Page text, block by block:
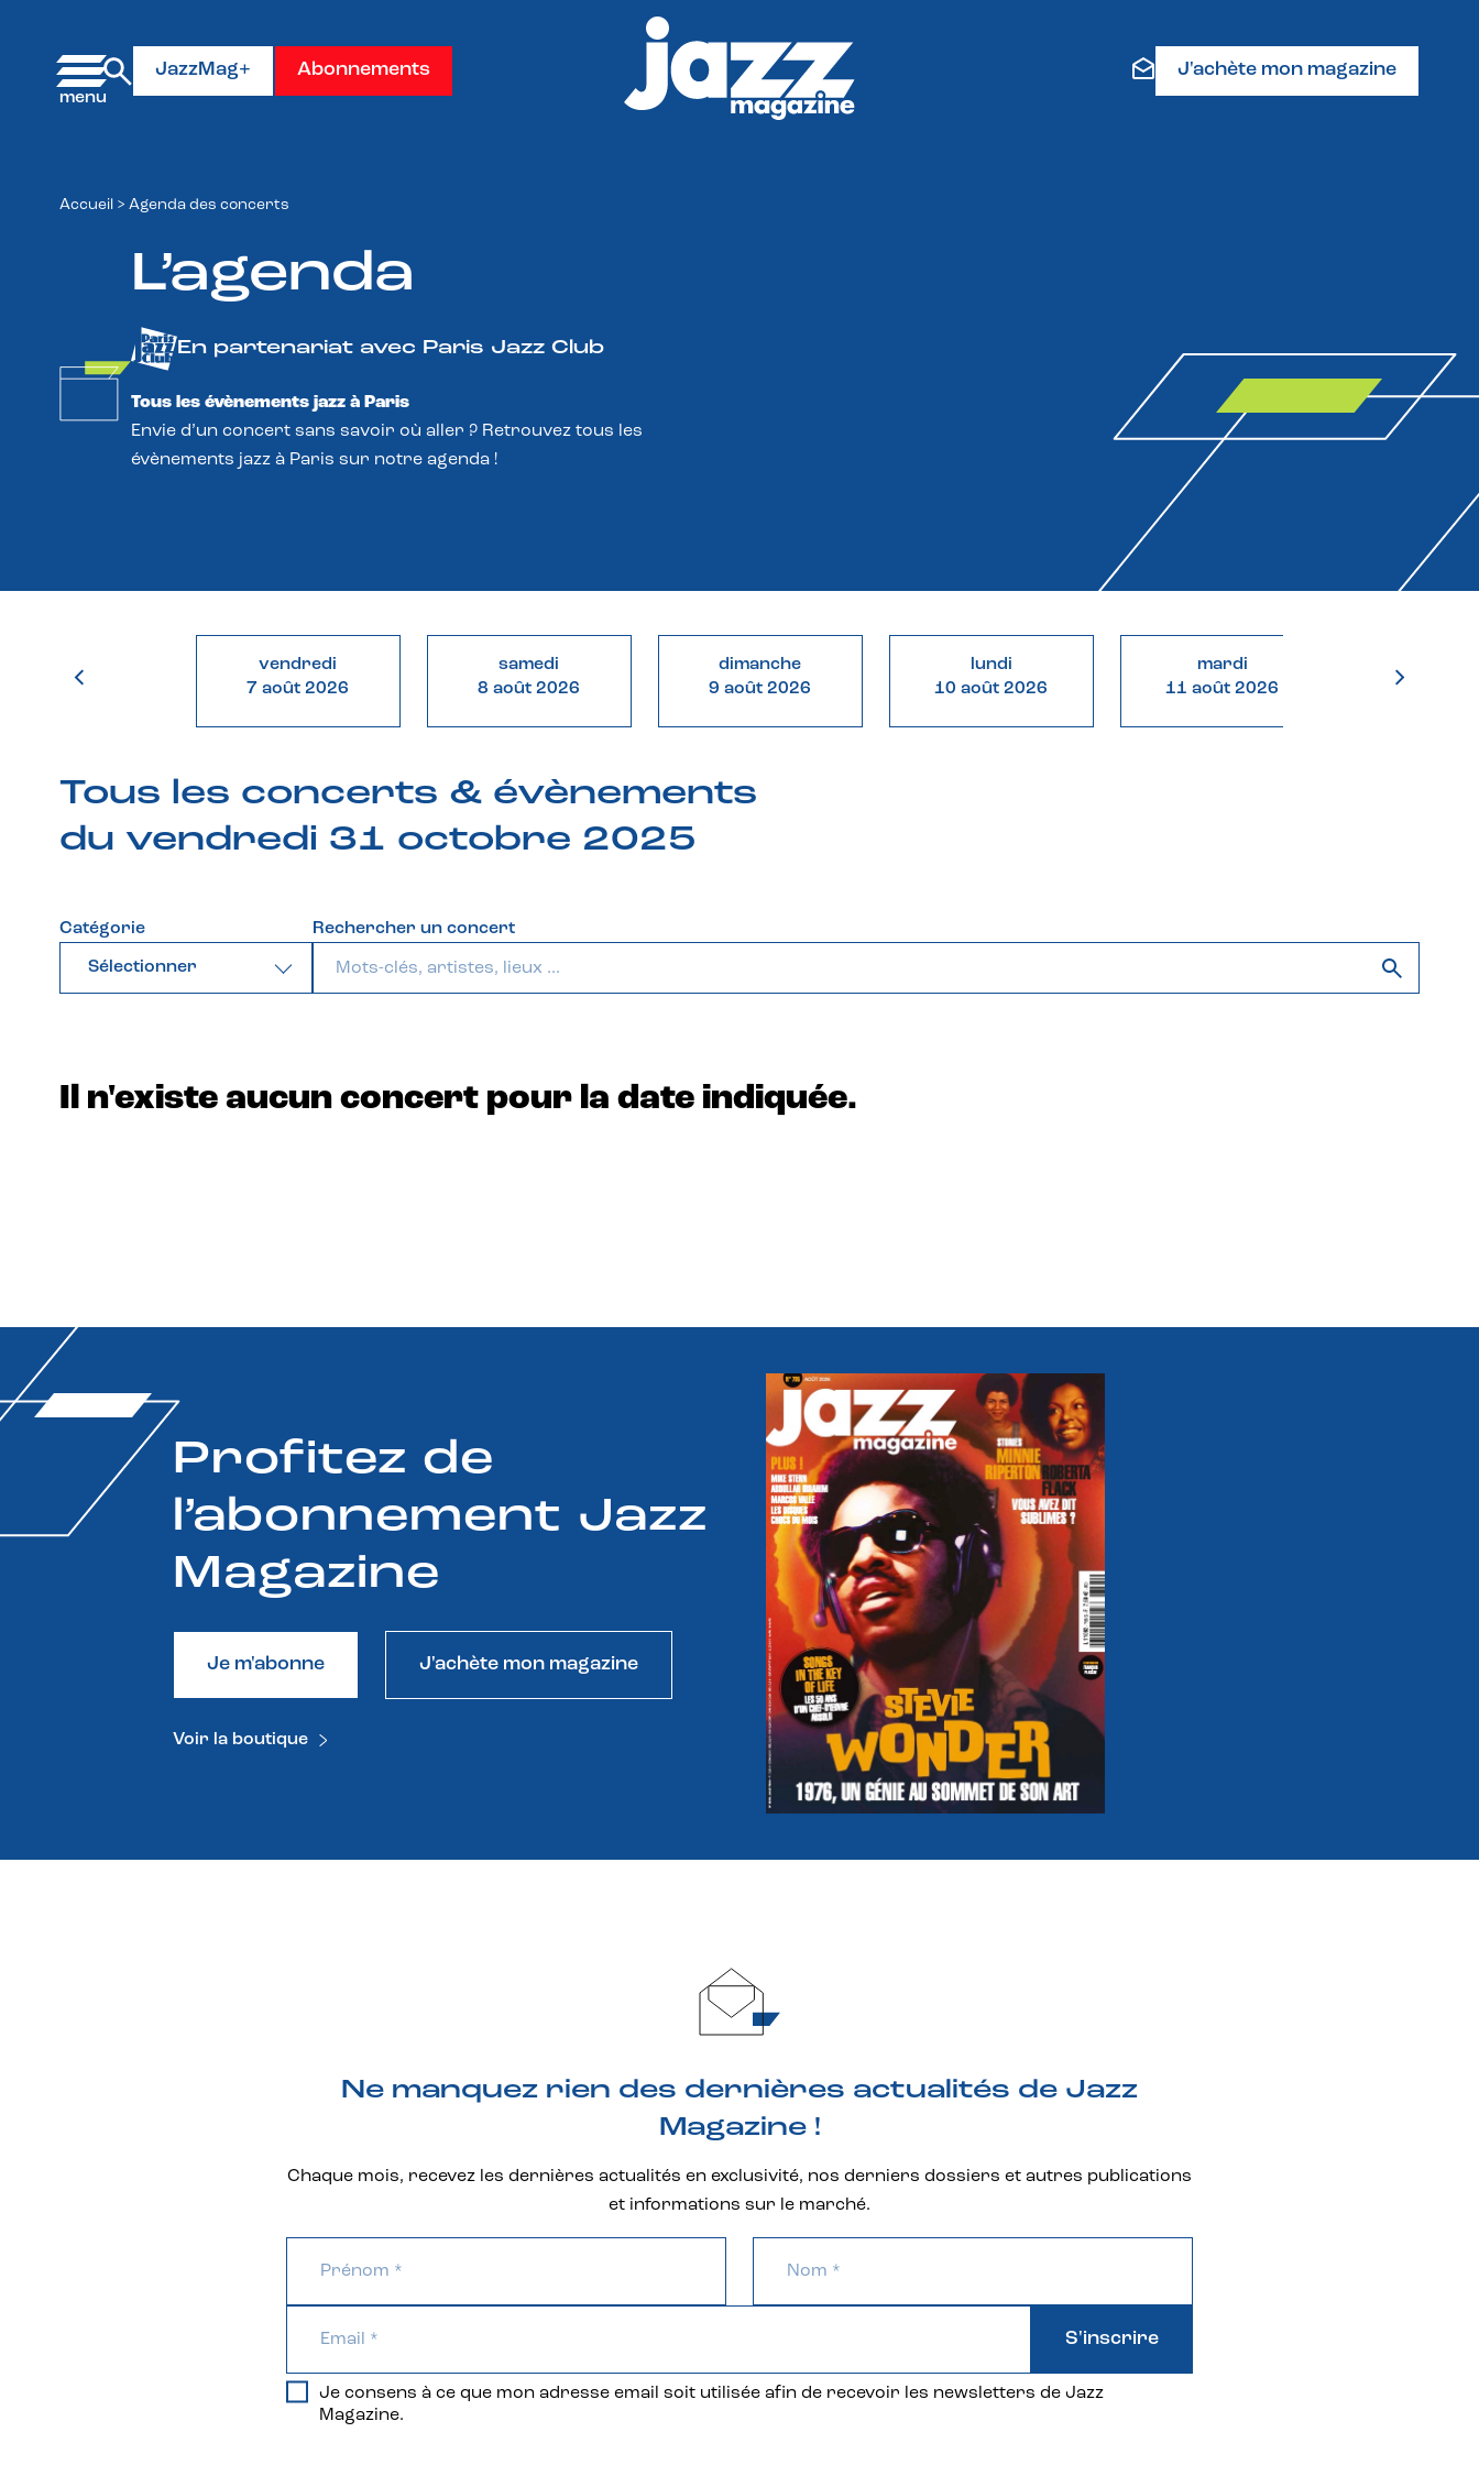
JazzMag+ Abonnements J'achète mon magazine
Accueil > Agenda des concerts
L’agenda
En partenariat avec Paris Jazz Club
Tous les évènements jazz à Paris
Envie d’un concert sans savoir où aller ? Retrouvez tous les
évènements jazz à Paris sur notre agenda !
vendredi
7 août 2026
samedi
8 août 2026
dimanche
9 août 2026
lundi
10 août 2026
mardi
11 août 2026
12 août
Tous les concerts & évènements
du vendredi 31 octobre 2025
Catégorie
Sélectionner
Rechercher un concert
Il n'existe aucun concert pour la date indiquée.
Profitez de
l’abonnement Jazz
Magazine
Je m'abonne J'achète mon magazine
Voir la boutique
Ne manquez rien des dernières actualités de Jazz
Magazine !
Chaque mois, recevez les dernières actualités en exclusivité, nos derniers dossiers et autres publications
et informations sur le marché.
Je consens à ce que mon adresse email soit utilisée afin de recevoir les newsletters de Jazz
Magazine.
S'inscrire